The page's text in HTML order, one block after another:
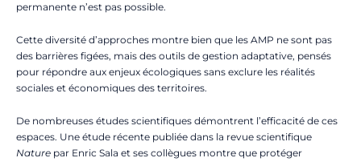
permanente n’est pas possible.
Cette diversité d’approches montre bien que les AMP ne sont pas
des barrières figées, mais des outils de gestion adaptative, pensés
pour répondre aux enjeux écologiques sans exclure les réalités
sociales et économiques des territoires.
De nombreuses études scientifiques démontrent l’efficacité de ces
espaces. Une étude récente publiée dans la revue scientifique
Nature par Enric Sala et ses collègues montre que protéger